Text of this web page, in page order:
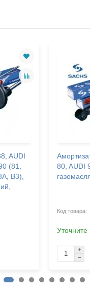
AUDI
(81,
B3),
80, AUDI